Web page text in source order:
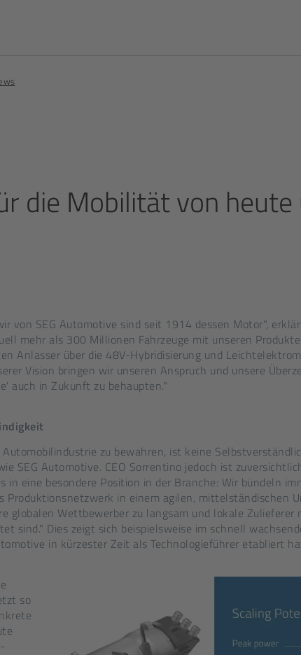
die Mobilität von heute
von SEG Automotive sind seit 1914 dessen Motor",
mehr als 300 Millionen Fahrzeuge mit unseren
Anlasser über die 48V-Hybridisierung und
Vision bringen wir unseren Anspruch und unsere
auch in Zukunft zu behaupten."
zu bewahren, ist keine
SEG Automotive. CEO Sorrentino jedoch ist
eine besondere Position in der Branche: Wir bündeln
Produktionsnetzwerk in einem agilen, mittelständischen
globalen Wettbewerber zu langsam und lokale Zulieferer
sind." Dies zeigt sich beispielsweise im schnell
in kürzester Zeit als Technologieführer etabliert
so